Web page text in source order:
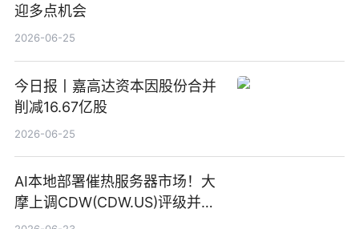
迎多点机会
2026-06-25
今日报丨嘉高达资本因股份合并
削减16.67亿股
2026-06-25
AI本地部署催热服务器市场！大
摩上调CDW(CDW.US)评级并看
高IBM(IBM.US)戴尔(DELL.US)